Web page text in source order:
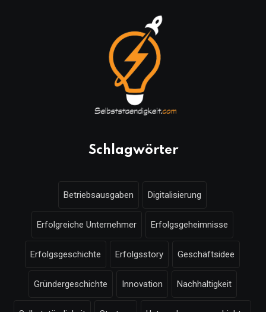
Schlagwörter
Betriebsausgaben Digitalisierung
Erfolgreiche Unternehmer Erfolgsgeheimnisse
Erfolgsgeschichte Erfolgsstory Geschäftsidee
Gründergeschichte Innovation Nachhaltigkeit